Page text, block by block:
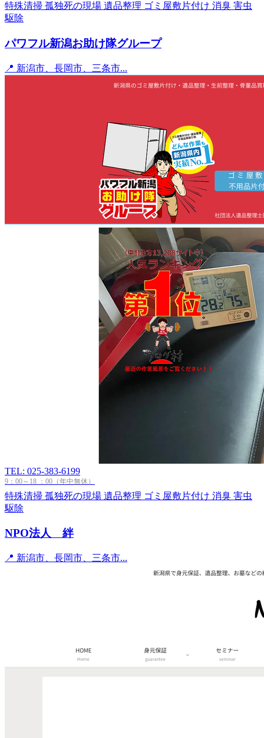
特殊清掃 孤独死の現場 遺品整理 ゴミ屋敷片付け 消臭 害虫
駆除
パワフル新潟お助け隊グループ
📍 新潟市、長岡市、三条市...
TEL: 025-383-6199
9：00～18 ：00（年中無休）
特殊清掃 孤独死の現場 遺品整理 ゴミ屋敷片付け 消臭 害虫
駆除
NPO法人 絆
📍 新潟市、長岡市、三条市...